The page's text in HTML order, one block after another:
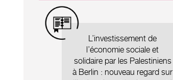
L’investissement de
l’économie sociale et
solidaire par les Palestiniens
à Berlin : nouveau regard sur